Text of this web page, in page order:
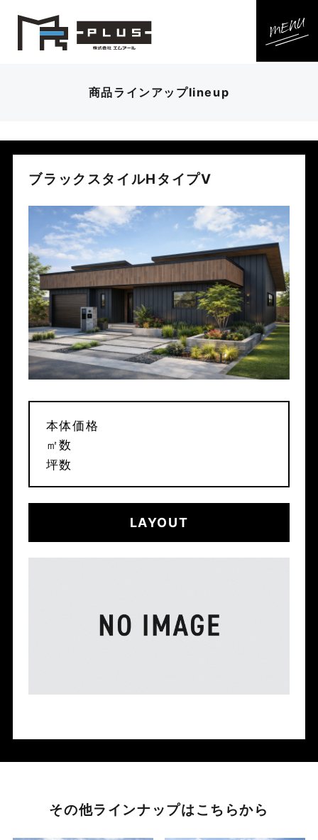
商品ラインアップlineup
ブラックスタイルHタイプⅤ
本体価格
㎡数
坪数
LAYOUT
その他ラインナップはこちらから